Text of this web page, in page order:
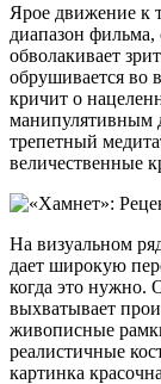
Ярое движение к
диапазон
обволакивает
обрушивается во
кричит о
манипулятивным
трепетный
величественные
На визуальном
дает широкую
когда это нужно.
выхватывает
живописные
реалистичные
картинка